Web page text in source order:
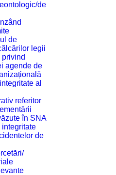
de
de
legii
agende de
al
referitor
în SNA
de